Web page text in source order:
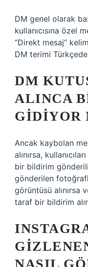
DM genel olarak
kullanıcısına özel
“Direkt mesaj”
DM terimi Türkçede
DM
ALINCA
GIDIYOR
Ancak kaybolan
alınırsa,
bir bildirim
gönderilen
görüntüsü alınırsa
taraf bir bildirim
NASIL